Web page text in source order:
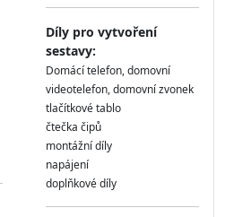
Díly pro vytvoření
sestavy:
Domácí telefon, domovní
videotelefon, domovní zvonek
tlačítkové tablo
čtečka čipů
montážní díly
napájení
doplňkové díly